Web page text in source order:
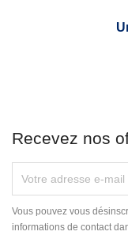
Recevez nos
Vous pouvez vous
informations de contact